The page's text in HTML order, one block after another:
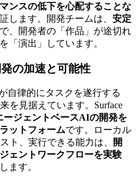
ンスの低下を心配することな
します。開発チームは、 安定
、開発者の「作品」が途切れ
「演出」しています。
の加速と可能性
自律的にタスクを遂行する
を見据えています。Surface
ージェントベースAIの開発を
ットフォームです。ローカル
ト、実行できる能力は、
開
ェントワークフローを実験
ます。